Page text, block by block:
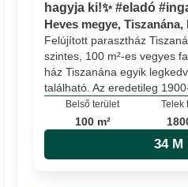
hagyja ki!✨ #eladó
Heves megye, Tiszanána,
Felújított parasztház
szintes, 100 m²-es vegyes
ház Tiszanána egyik
található. Az eredetileg
Belső terület
100 m²
Telek
34 M